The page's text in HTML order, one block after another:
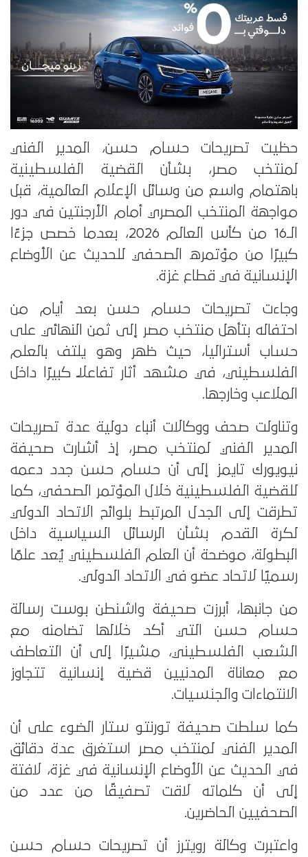
حظيت تصريحات حسام حسن، المدير الفني
لمنتخب مصر، بشأن القضية الفلسطينية
باهتمام واسع من وسائل الإعلام العالمية، قبل
مواجهة المنتخب المصري أمام الأرجنتين في دور
الـ16 من كأس العالم 2026، بعدما خصص جزءًا
كبيرًا من مؤتمره الصحفي للحديث عن الأوضاع
الإنسانية في قطاع غزة.
وجاءت تصريحات حسام حسن بعد أيام من
احتفاله بتأهل منتخب مصر إلى ثمن النهائي على
حساب أستراليا، حيث ظهر وهو يلتف بالعلم
الفلسطيني، في مشهد أثار تفاعلًا كبيرًا داخل
الملاعب وخارجها.
وتناولت صحف ووكالات أنباء دولية عدة تصريحات
المدير الفني لمنتخب مصر، إذ أشارت صحيفة
نيويورك تايمز إلى أن حسام حسن جدد دعمه
للقضية الفلسطينية خلال المؤتمر الصحفي، كما
تطرقت إلى الجدل المرتبط بلوائح الاتحاد الدولي
لكرة القدم بشأن الرسائل السياسية داخل
البطولة، موضحة أن العلم الفلسطيني يُعد علمًا
رسميًا لاتحاد عضو في الاتحاد الدولي.
من جانبها، أبرزت صحيفة واشنطن بوست رسالة
حسام حسن التي أكد خلالها تضامنه مع
الشعب الفلسطيني، مشيرًا إلى أن التعاطف
مع معاناة المدنيين قضية إنسانية تتجاوز
الانتماءات والجنسيات.
كما سلطت صحيفة تورنتو ستار الضوء على أن
المدير الفني لمنتخب مصر استغرق عدة دقائق
في الحديث عن الأوضاع الإنسانية في غزة، لافتة
إلى أن كلماته لاقت تصفيقًا من عدد من
الصحفيين الحاضرين.
واعتبرت وكالة رويترز أن تصريحات حسام حسن